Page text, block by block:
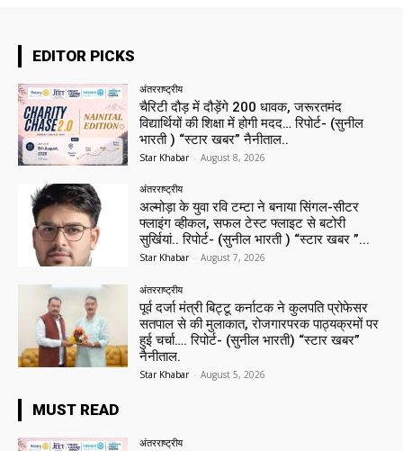
EDITOR PICKS
अंतरराष्ट्रीय
चैरिटी दौड़ में दौड़ेंगे 200 धावक, जरूरतमंद
विद्यार्थियों की शिक्षा में होगी मदद… रिपोर्ट- (सुनील
भारती ) “स्टार खबर” नैनीताल..
Star Khabar - August 8, 2026
अंतरराष्ट्रीय
अल्मोड़ा के युवा रवि टम्टा ने बनाया सिंगल-सीटर
फ्लाइंग व्हीकल, सफल टेस्ट फ्लाइट से बटोरी
सुर्खियां.. रिपोर्ट- (सुनील भारती ) “स्टार खबर ”...
Star Khabar - August 7, 2026
अंतरराष्ट्रीय
पूर्व दर्जा मंत्री बिट्टू कर्नाटक ने कुलपति प्रोफेसर
सतपाल से की मुलाकात, रोजगारपरक पाठ्यक्रमों पर
हुई चर्चा…. रिपोर्ट- (सुनील भारती) “स्टार खबर”
नैनीताल.
Star Khabar - August 5, 2026
MUST READ
अंतरराष्ट्रीय